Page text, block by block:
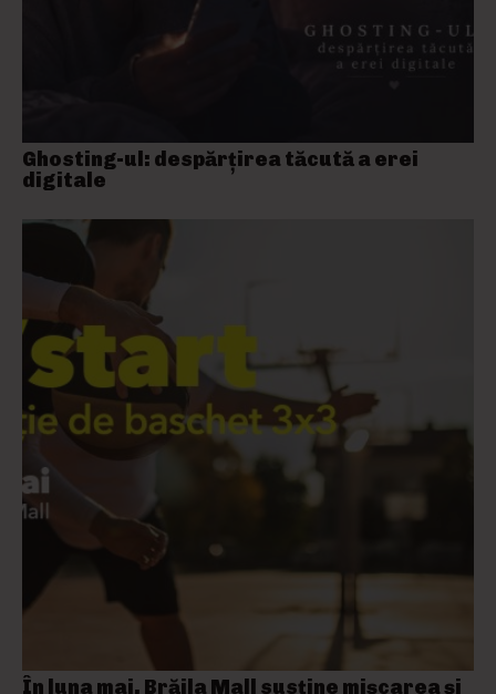
Ghosting-ul: despărțirea tăcută a erei
digitale
În luna mai, Brăila Mall susține mişcarea și